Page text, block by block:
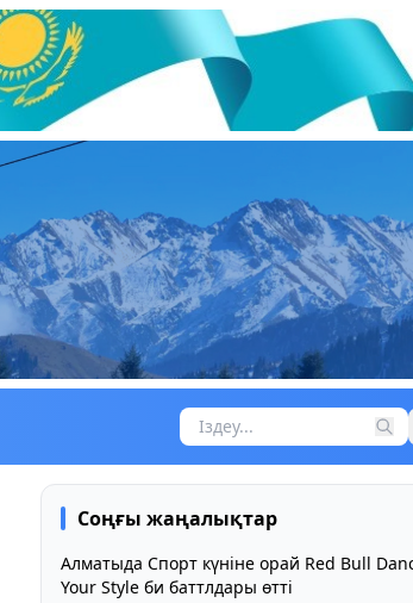
Соңғы жаңалықтар
Алматыда Спорт күніне орай Red Bull
Your Style би баттлдары өтті